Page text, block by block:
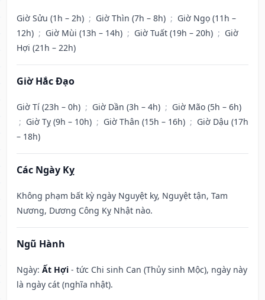
Giờ Sửu (1h – 2h) ; Giờ Thìn (7h – 8h) ; Giờ Ngọ (11h –
12h) ; Giờ Mùi (13h – 14h) ; Giờ Tuất (19h – 20h) ; Giờ
Hợi (21h – 22h)
Giờ Hắc Đạo
Giờ Tí (23h – 0h) ; Giờ Dần (3h – 4h) ; Giờ Mão (5h – 6h)
; Giờ Tỵ (9h – 10h) ; Giờ Thân (15h – 16h) ; Giờ Dậu (17h
– 18h)
Các Ngày Kỵ
Không phạm bất kỳ ngày Nguyệt kỵ, Nguyệt tận, Tam
Nương, Dương Công Kỵ Nhật nào.
Ngũ Hành
Ngày: Ất Hợi - tức Chi sinh Can (Thủy sinh Mộc), ngày này
là ngày cát (nghĩa nhật).